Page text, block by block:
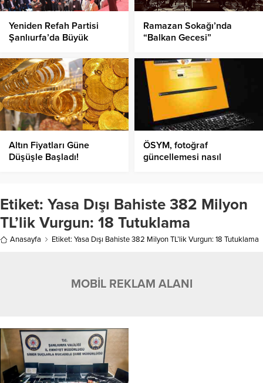
Yeniden Refah Partisi
Şanlıurfa’da Büyük
Ramazan Sokağı’nda
“Balkan Gecesi”
Altın Fiyatları Güne
Düşüşle Başladı!
ÖSYM, fotoğraf
güncellemesi nasıl
Etiket: Yasa Dışı Bahiste 382 Milyon
TL’lik Vurgun: 18 Tutuklama
Anasayfa Etiket: Yasa Dışı Bahiste 382 Milyon TL’lik Vurgun: 18 Tutuklama
MOBİL REKLAM ALANI